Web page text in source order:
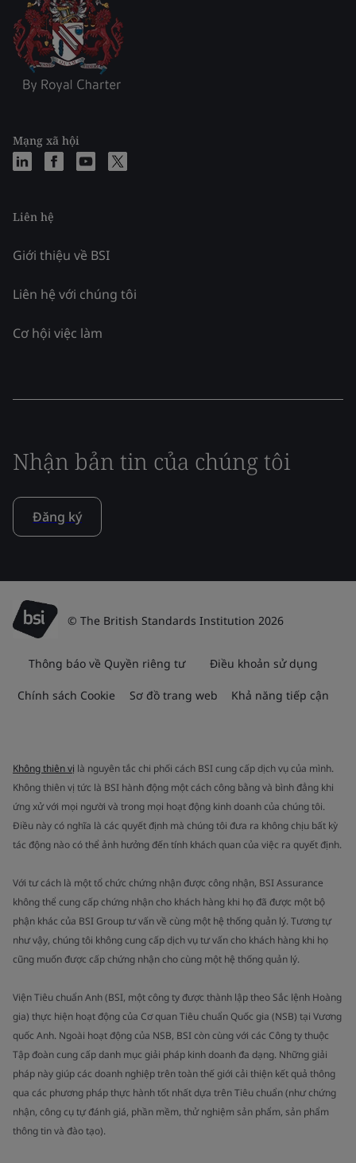
Mạng xã hội
Liên hệ
Giới thiệu về BSI
Liên hệ với chúng tôi
Cơ hội việc làm
Nhận bản tin của chúng tôi
Đăng ký
© The British Standards Institution 2026
Thông báo về Quyền riêng tư Điều khoản sử dụng
Chính sách Cookie Sơ đồ trang web Khả năng tiếp cận
Không thiên vị là nguyên tắc chi phối cách BSI cung cấp dịch vụ của mình.
Không thiên vị tức là BSI hành động một cách công bằng và bình đẳng khi
ứng xử với mọi người và trong mọi hoạt động kinh doanh của chúng tôi.
Điều này có nghĩa là các quyết định mà chúng tôi đưa ra không chịu bất kỳ
tác động nào có thể ảnh hưởng đến tính khách quan của việc ra quyết định.
Với tư cách là một tổ chức chứng nhận được công nhận, BSI Assurance
không thể cung cấp chứng nhận cho khách hàng khi họ đã được một bộ
phận khác của BSI Group tư vấn về cùng một hệ thống quản lý. Tương tự
như vậy, chúng tôi không cung cấp dịch vụ tư vấn cho khách hàng khi họ
cũng muốn được cấp chứng nhận cho cùng một hệ thống quản lý.
Viện Tiêu chuẩn Anh (BSI, một công ty được thành lập theo Sắc lệnh Hoàng
gia) thực hiện hoạt động của Cơ quan Tiêu chuẩn Quốc gia (NSB) tại Vương
quốc Anh. Ngoài hoạt động của NSB, BSI còn cùng với các Công ty thuộc
Tập đoàn cung cấp danh mục giải pháp kinh doanh đa dạng. Những giải
pháp này giúp các doanh nghiệp trên toàn thế giới cải thiện kết quả thông
qua các phương pháp thực hành tốt nhất dựa trên Tiêu chuẩn (như chứng
nhận, công cụ tự đánh giá, phần mềm, thử nghiệm sản phẩm, sản phẩm
thông tin và đào tạo).